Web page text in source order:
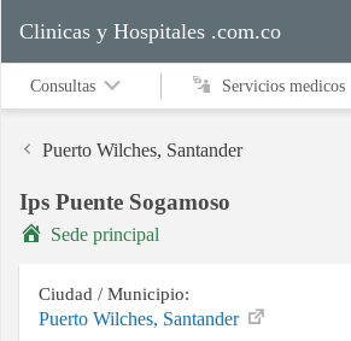
Servicios
medicos
Clinicas y Hospitales .com.co
Consultas Servicios medicos
Puerto Wilches, Santander
Ips Puente Sogamoso
Sede principal
Ciudad / Municipio:
Puerto Wilches, Santander